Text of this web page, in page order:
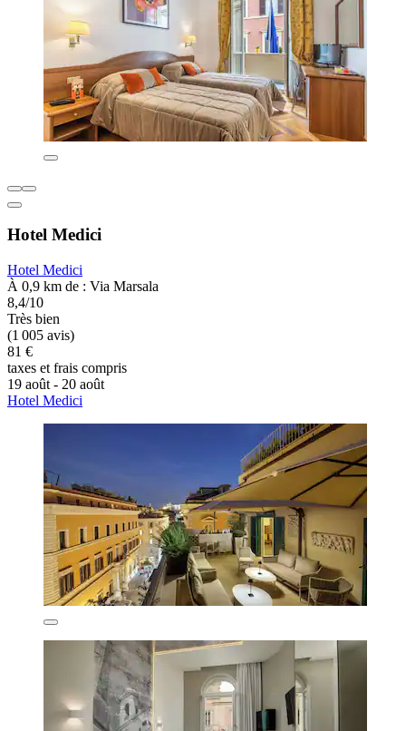
Hotel Medici
Hotel Medici
À 0,9 km de : Via Marsala
8,4/10
Très bien
(1 005 avis)
81 €
taxes et frais compris
19 août - 20 août
Hotel Medici